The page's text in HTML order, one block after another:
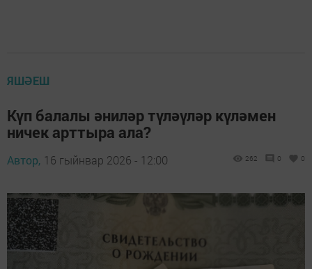
ЯШӘЕШ
Күп балалы әниләр түләүләр күләмен
ничек арттыра ала?
Автор, 16 гыйнвар 2026 - 12:00 262 0 0